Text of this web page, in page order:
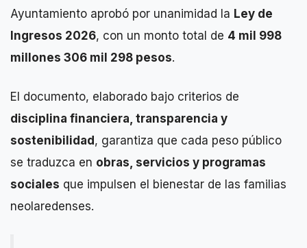
Ayuntamiento aprobó por unanimidad la Ley de
Ingresos 2026, con un monto total de 4 mil 998
millones 306 mil 298 pesos.
El documento, elaborado bajo criterios de
disciplina financiera, transparencia y
sostenibilidad , garantiza que cada peso público
se traduzca en obras, servicios y programas
sociales que impulsen el bienestar de las familias
neolaredenses.